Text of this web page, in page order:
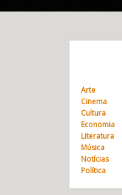
Arte
Cinema
Cultura
Economia
Literatura
Música
Notícias
Política